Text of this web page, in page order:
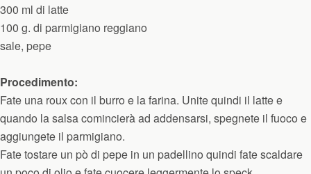
300 ml di latte
100 g. di parmigiano reggiano
sale, pepe
Procedimento:
Fate una roux con il burro e la farina. Unite quindi il latte e
quando la salsa comincierà ad addensarsi, spegnete il fuoco e
aggiungete il parmigiano.
Fate tostare un pò di pepe in un padellino quindi fate scaldare